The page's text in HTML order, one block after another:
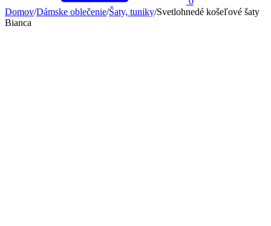
Domov/Dámske oblečenie/Šaty, tuniky/Svetlohnedé košeľové šaty
Bianca